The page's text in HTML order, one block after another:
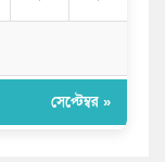
সেপ্টেম্বর »